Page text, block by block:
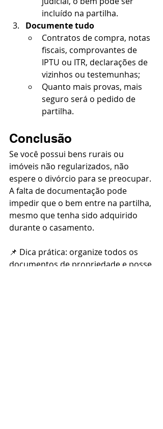
incluído na partilha.
Documente tudo
Contratos de compra, notas
fiscais, comprovantes de
IPTU ou ITR, declarações de
vizinhos ou testemunhas;
Quanto mais provas, mais
seguro será o pedido de
partilha.
Conclusão
Se você possui bens rurais ou
imóveis não regularizados, não
espere o divórcio para se preocupar.
A falta de documentação pode
impedir que o bem entre na partilha,
mesmo que tenha sido adquirido
durante o casamento.
📌 Dica prática: organize todos os
documentos de propriedade e posse